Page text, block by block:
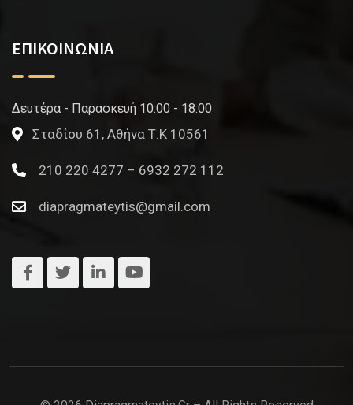
ΕΠΙΚΟΙΝΩΝΙΑ
Δευτέρα - Παρασκευή 10:00 - 18:00
Σταδίου 61, Αθήνα Τ.Κ 10561
210 220 4277 – 6932 272 112
diapragmateytis@gmail.com